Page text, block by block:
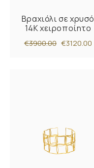
Βραχιόλι σε χρυσό
14Κ χειροποίητο
€3900.00 €3120.00